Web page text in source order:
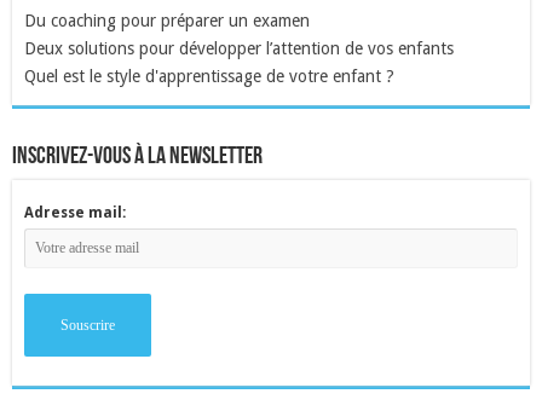
Du coaching pour préparer un examen
Deux solutions pour développer l’attention de vos enfants
Quel est le style d'apprentissage de votre enfant ?
inscrivez-vous à la newsletter
Adresse mail: